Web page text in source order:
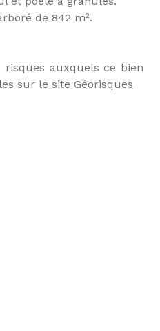
de 842 m².
auxquels ce bien
sur le site Géorisques